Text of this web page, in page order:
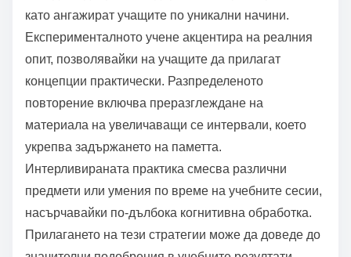
Какви са редките, но
въздействащи стратегии за
учене?
Редките, но въздействащи стратегии за учене
включват експериментално учене, разпределено